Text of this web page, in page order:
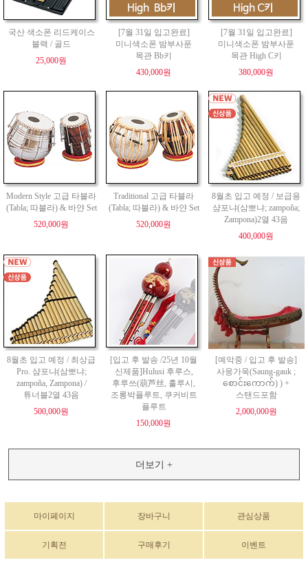
국산 색소폰 리드케이스
블랙 / 골드
25,000원
[7월 31일 입고완료]
미니색소폰 밤부사푼
목관 Bb키
430,000원
[7월 31일 입고완료]
미니색소폰 밤부사푼
목관 High C키
380,000원
Modern Style 고급 타블라
(Tabla; 따블라) & 바얀 Set
520,000원
Traditional 고급 타블라
(Tabla; 따블라) & 바얀 Set
520,000원
8월초 입고 예정 / 보급용
샴포냐(삼뽀냐; zampoña;
Zampona)2열 43음
400,000원
8월초 입고 예정 / 최상급
Pro. 샴포냐(삼뽀냐;
zampoña, Zampona) /
튜너블2열 43음
500,000원
[입고 후 발송 /25년 10월
신제품]Hulusi 후루스,
후루쓰(葫芦丝, 훌루시,
조롱박플루트, 쿠커비트
플루트
150,000원
[예악중 / 입고 후 발송]
사웅가욱(Saung-gauk ;
စောင်းကောက်) ) +
스탠드포함
2,000,000원
더보기 +
마이페이지 장바구니 관심상품
기획전 구매후기 이벤트